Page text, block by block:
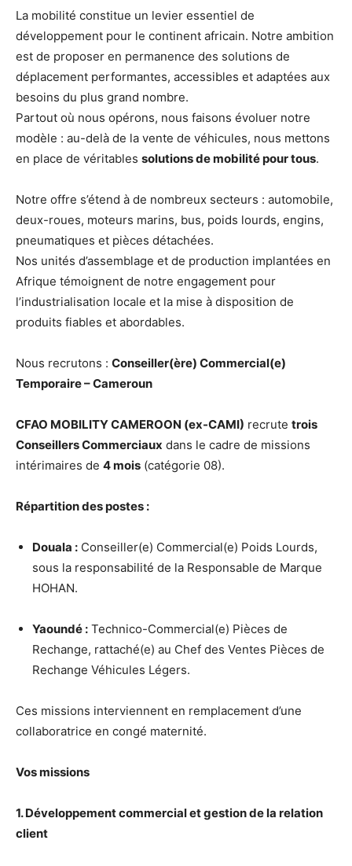
La mobilité constitue un levier essentiel de
développement pour le continent africain. Notre ambition
est de proposer en permanence des solutions de
déplacement performantes, accessibles et adaptées aux
besoins du plus grand nombre.
Partout où nous opérons, nous faisons évoluer notre
modèle : au-delà de la vente de véhicules, nous mettons
en place de véritables solutions de mobilité pour tous.
Notre offre s’étend à de nombreux secteurs : automobile,
deux-roues, moteurs marins, bus, poids lourds, engins,
pneumatiques et pièces détachées.
Nos unités d’assemblage et de production implantées en
Afrique témoignent de notre engagement pour
l’industrialisation locale et la mise à disposition de
produits fiables et abordables.
Nous recrutons : Conseiller(ère) Commercial(e)
Temporaire – Cameroun
CFAO MOBILITY CAMEROON (ex-CAMI) recrute trois
Conseillers Commerciaux dans le cadre de missions
intérimaires de 4 mois (catégorie 08).
Répartition des postes :
Douala : Conseiller(e) Commercial(e) Poids Lourds,
sous la responsabilité de la Responsable de Marque
HOHAN.
Yaoundé : Technico-Commercial(e) Pièces de
Rechange, rattaché(e) au Chef des Ventes Pièces de
Rechange Véhicules Légers.
Ces missions interviennent en remplacement d’une
collaboratrice en congé maternité.
Vos missions
1. Développement commercial et gestion de la relation
client